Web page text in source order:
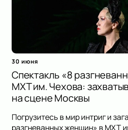
30 июня
Спектакль «8
МХТ им. Чехова:
на сцене Москвы
Погрузитесь в мир интриг и
разгневанных женщин» в МХТ